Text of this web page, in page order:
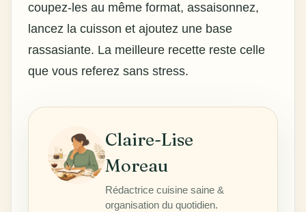
coupez-les au même format, assaisonnez,
lancez la cuisson et ajoutez une base
rassasiante. La meilleure recette reste celle
que vous referez sans stress.
Claire-Lise
Moreau
Rédactrice cuisine saine &
organisation du quotidien.